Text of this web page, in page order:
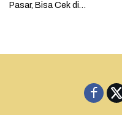
Pasar, Bisa Cek di